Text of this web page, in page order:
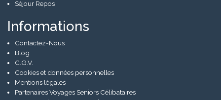
Séjour Repos
Informations
Contactez-Nous
Blog
C.G.V.
Cookies et données personnelles
Mentions légales
Partenaires Voyages Seniors Célibataires